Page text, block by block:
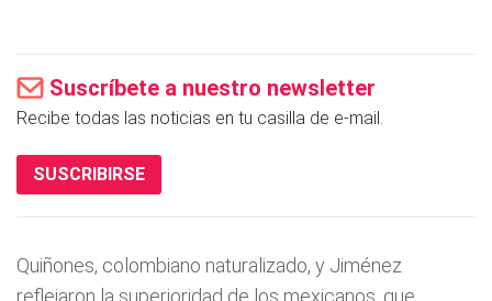
Suscríbete a nuestro newsletter
Recibe todas las noticias en tu casilla de e-mail.
SUSCRIBIRSE
Quiñones, colombiano naturalizado, y Jiménez
reflejaron la superioridad de los mexicanos, que